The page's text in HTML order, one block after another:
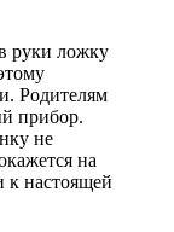
руки ложку
Родителям
прибор.
не
на
к настоящей